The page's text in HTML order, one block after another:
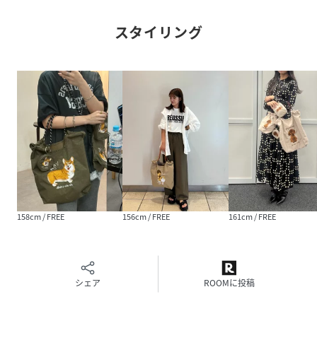
また、ご覧いただいているモニター画面や、お使いのブラウ
せ。
性別タイプ レディース
原産国 中国
素材 ナイロン100%
スタイリング
158cm / FREE 156cm / FREE 161cm / FREE
シェア ROOMに投稿